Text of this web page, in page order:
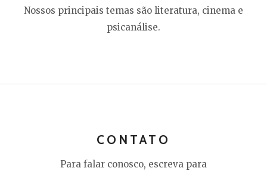
Nossos principais temas são literatura, cinema e
psicanálise.
CONTATO
Para falar conosco, escreva para